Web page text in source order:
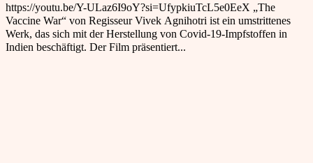
https://youtu.be/Y-ULaz6I9oY?si=UfypkiuTcL5e0EeX „The
Vaccine War“ von Regisseur Vivek Agnihotri ist ein umstrittenes
Werk, das sich mit der Herstellung von Covid-19-Impfstoffen in
Indien beschäftigt. Der Film präsentiert...